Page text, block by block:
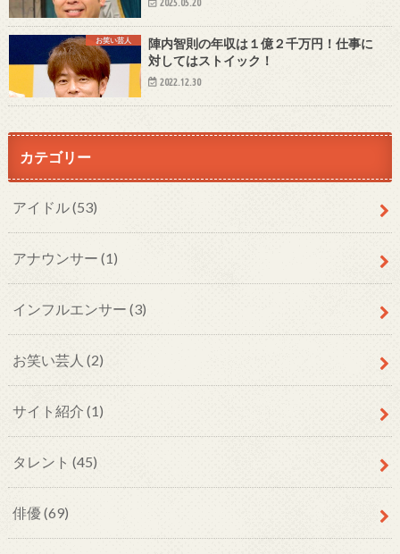
2025.05.20
お笑い芸人
陣内智則の年収は１億２千万円！仕事に
対してはストイック！
2022.12.30
カテゴリー
アイドル(53)
アナウンサー (1)
インフルエンサー (3)
お笑い芸人 (2)
サイト紹介 (1)
タレント (45)
俳優(69)